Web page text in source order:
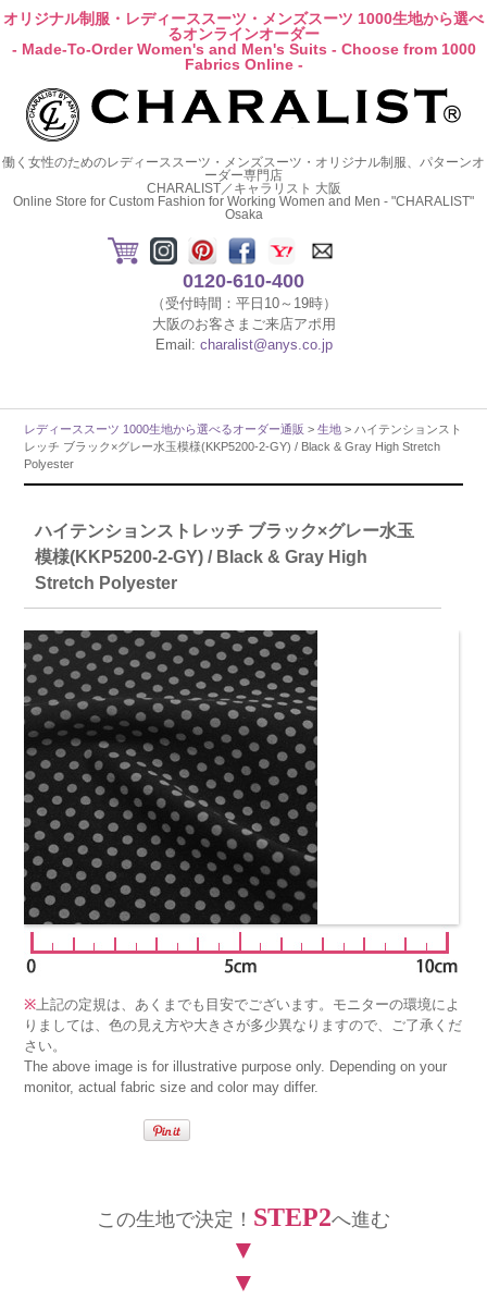
オリジナル制服・レディーススーツ・メンズスーツ 1000生地から選べ
るオンラインオーダー
- Made-To-Order Women's and Men's Suits - Choose from 1000
Fabrics Online -
働く女性のためのレディーススーツ・メンズスーツ・オリジナル制服、パターンオ
ーダー専門店
CHARALIST／キャラリスト 大阪
Online Store for Custom Fashion for Working Women and Men - "CHARALIST"
Osaka
0120-610-400
（受付時間：平日10～19時）
大阪のお客さまご来店アポ用
Email: charalist@anys.co.jp
レディーススーツ 1000生地から選べるオーダー通販 >生地 > ハイテンションスト
レッチ ブラック×グレー水玉模様(KKP5200-2-GY) / Black & Gray High Stretch
Polyester
ハイテンションストレッチ ブラック×グレー水玉
模様(KKP5200-2-GY) / Black & Gray High
Stretch Polyester
※上記の定規は、あくまでも目安でございます。モニターの環境によ
りましては、色の見え方や大きさが多少異なりますので、ご了承くだ
さい。
The above image is for illustrative purpose only. Depending on your
monitor, actual fabric size and color may differ.
この生地で決定！ STEP2へ進む
▼
▼